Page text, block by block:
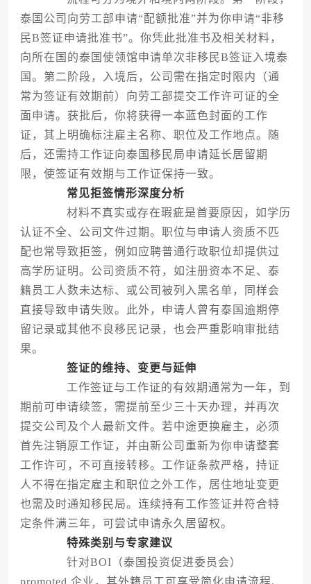
泰国公司向劳工部申请“配额批准”并为你申请“非移
民B签证申请批准书”。你凭此批准书及相关材料，
向所在国的泰国使领馆申请单次非移民B签证入境泰
国。第二阶段，入境后，公司需在指定时限内（通
常为签证有效期前）向劳工部提交工作许可证的全
面申请。获批后，你将获得一本蓝色封面的工作
证，其上明确标注雇主名称、职位及工作地点。随
后，还需持工作证向泰国移民局申请延长居留期
限，使签证有效期与工作证保持一致。
常见拒签情形深度分析
材料不真实或存在瑕疵是首要原因，如学历
认证不全、公司文件过期。职位与申请人资质不匹
配也常导致拒签，例如应聘普通行政职位却提供过
高学历证明。公司资质不符，如注册资本不足、泰
籍员工人数未达标、或公司被列入黑名单，同样会
直接导致申请失败。此外，申请人曾有泰国逾期停
留记录或其他不良移民记录，也会严重影响审批结
果。
签证的维持、变更与延伸
工作签证与工作证的有效期通常为一年，到
期前可申请续签，需提前至少三十天办理，并再次
提交公司及个人最新文件。若中途更换雇主，必须
首先注销原工作证，并由新公司重新为你申请整套
工作许可，不可直接转移。工作证条款严格，持证
人不得在指定雇主和职位之外工作，居住地址变更
也需及时通知移民局。连续持有工作签证并符合特
定条件满三年，可尝试申请永久居留权。
特殊类别与专家建议
针对BOI（泰国投资促进委员会）
promoted 企业，其外籍员工可享受简化申请流程、